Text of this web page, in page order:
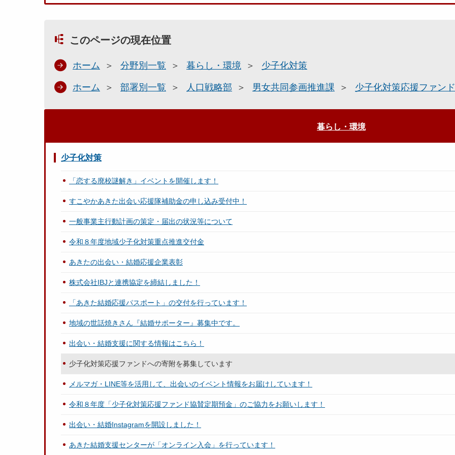
このページの現在位置
ホーム 分野別一覧 暮らし・環境 少子化対策
ホーム 部署別一覧 人口戦略部 男女共同参画推進課 少子化対策応援ファンド
暮らし・環境
少子化対策
「恋する廃校謎解き」イベントを開催します！
すこやかあきた出会い応援隊補助金の申し込み受付中！
一般事業主行動計画の策定・届出の状況等について
令和８年度地域少子化対策重点推進交付金
あきたの出会い・結婚応援企業表彰
株式会社IBJと連携協定を締結しました！
「あきた結婚応援パスポート」の交付を行っています！
地域の世話焼きさん『結婚サポーター』募集中です。
出会い・結婚支援に関する情報はこちら！
少子化対策応援ファンドへの寄附を募集しています
メルマガ・LINE等を活用して、出会いのイベント情報をお届けしています！
令和８年度「少子化対策応援ファンド協賛定期預金」のご協力をお願いします！
出会い・結婚Instagramを開設しました！
あきた結婚支援センターが「オンライン入会」を行っています！